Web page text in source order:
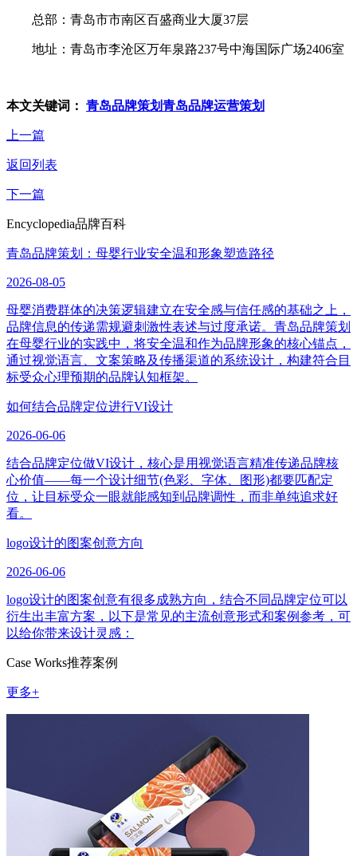
总部：青岛市市南区百盛商业大厦37层
地址：青岛市李沧区万年泉路237号中海国际广场2406室
本文关键词： 青岛品牌策划青岛品牌运营策划
上一篇
返回列表
下一篇
Encyclopedia品牌百科
青岛品牌策划：母婴行业安全温和形象塑造路径
2026-08-05
母婴消费群体的决策逻辑建立在安全感与信任感的基础之上，
品牌信息的传递需规避刺激性表述与过度承诺。青岛品牌策划
在母婴行业的实践中，将安全温和作为品牌形象的核心锚点，
通过视觉语言、文案策略及传播渠道的系统设计，构建符合目
标受众心理预期的品牌认知框架。
如何结合品牌定位进行VI设计
2026-06-06
结合品牌定位做VI设计，核心是用视觉语言精准传递品牌核
心价值——每一个设计细节(色彩、字体、图形)都要匹配定
位，让目标受众一眼就能感知到品牌调性，而非单纯追求好
看。
logo设计的图案创意方向
2026-06-06
logo设计的图案创意有很多成熟方向，结合不同品牌定位可以
衍生出丰富方案，以下是常见的主流创意形式和案例参考，可
以给你带来设计灵感：
Case Works推荐案例
更多+